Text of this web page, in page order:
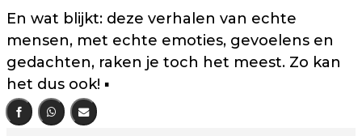
En wat blijkt: deze verhalen van echte
mensen, met echte emoties, gevoelens en
gedachten, raken je toch het meest. Zo kan
het dus ook! ▪️